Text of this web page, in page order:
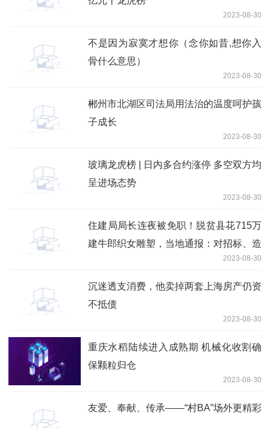
2023-08-30
不是因为寂寞才想你（念你如昔,想你入
骨什么意思）
2023-08-30
郴州市北湖区司法局用法治的温度呵护孩
子成长
2023-08-30
玻璃龙虎榜 | 日内多合约涨停 多空双方均
呈进场态势
2023-08-30
住建局局长连夜被免职！脱贫县花715万
建牛郎织女雕塑，当地通报：对招标、造
2023-08-30
沉迷透支消费，他卖掉两套上海房产仍资
不抵债
2023-08-30
重庆水稻陆续进入成熟期 机械化收割确
保颗粒归仓
2023-08-30
友爱、奉献、传承——“村BA”场外更精彩